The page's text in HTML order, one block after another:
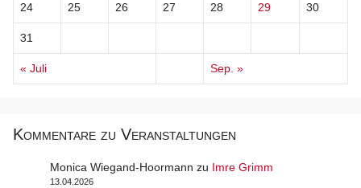
24 25 26 27 28 29 30
31
« Juli Sep. »
Kommentare zu Veranstaltungen
Monica Wiegand-Hoormann zu Imre Grimm
13.04.2026